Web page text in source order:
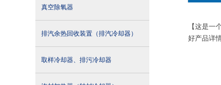
【这是一
好产品详
真空除氧器
排汽余热回收装置（排汽冷却器）
取样冷却器、排污冷却器